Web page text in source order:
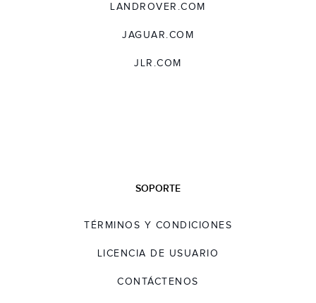
LANDROVER.COM
JAGUAR.COM
JLR.COM
SOPORTE
TÉRMINOS Y CONDICIONES
LICENCIA DE USUARIO
CONTÁCTENOS